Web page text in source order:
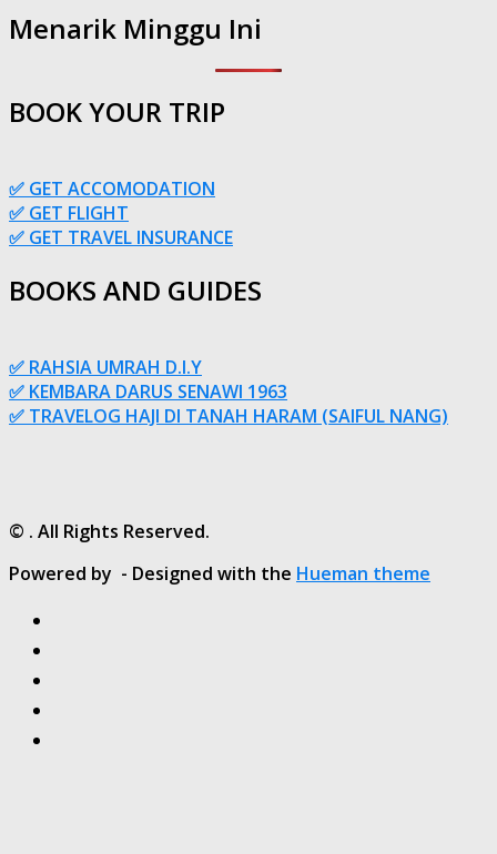
Menarik Minggu Ini
BOOK YOUR TRIP
✅ GET ACCOMODATION
✅ GET FLIGHT
✅ GET TRAVEL INSURANCE
BOOKS AND GUIDES
✅ RAHSIA UMRAH D.I.Y
✅ KEMBARA DARUS SENAWI 1963
✅ TRAVELOG HAJI DI TANAH HARAM (SAIFUL NANG)
© . All Rights Reserved.
Powered by - Designed with the Hueman theme